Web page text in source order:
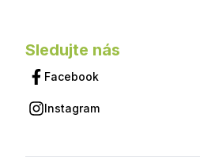
Sledujte nás
Facebook
Instagram